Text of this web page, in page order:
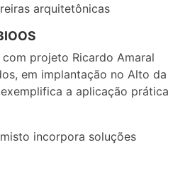
arquitetônicas
com projeto Ricardo Amaral
em implantação no Alto da
a aplicação prática
incorpora soluções